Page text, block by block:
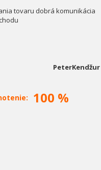
tovaru dobrá komunikácia
PeterKendžur
100 %